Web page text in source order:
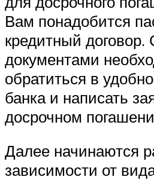
Вам понадобится
кредитный договор.
документами
обратиться в
банка и написать
досрочном
Далее начинаются
зависимости от